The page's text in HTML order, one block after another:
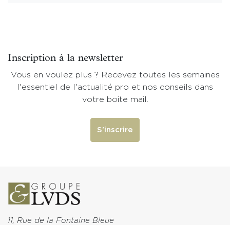
Inscription à la newsletter
Vous en voulez plus ? Recevez toutes les semaines
l'essentiel de l'actualité pro et nos conseils dans
votre boite mail.
S'inscrire
11, Rue de la Fontaine Bleue